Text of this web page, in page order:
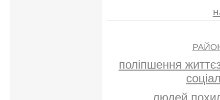
поліпшення
людей